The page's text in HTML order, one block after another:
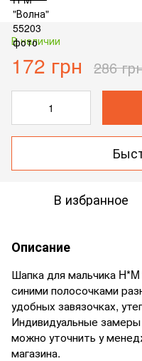
В наличии
172 грн 286
В избранное
Описание
Шапка для мальчика
синими полосочками
удобных завязочках,
Индивидуальные
можно уточнить у
магазина.